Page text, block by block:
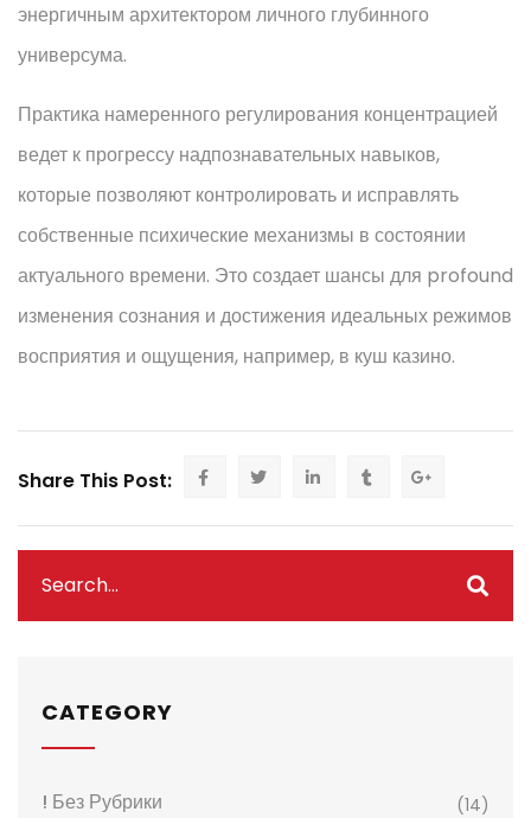
энергичным архитектором личного глубинного
универсума.
Практика намеренного регулирования концентрацией
ведет к прогрессу надпознавательных навыков,
которые позволяют контролировать и исправлять
собственные психические механизмы в состоянии
актуального времени. Это создает шансы для profound
изменения сознания и достижения идеальных режимов
восприятия и ощущения, например, в куш казино.
Share This Post:
CATEGORY
! Без Рубрики (14)